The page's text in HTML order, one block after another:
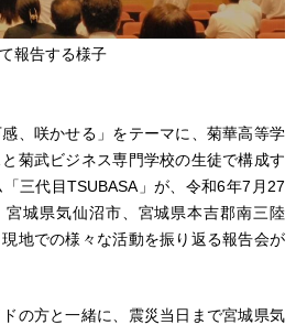
報告する様子
、咲かせる」をテーマに、菊華高等学
菊武ビジネス専門学校の生徒で構成す
三代目TSUBASA」が、令和6年7月27
城県気仙沼市、宮城県本吉郡南三陸
地での様々な活動を振り返る報告会が
の方と一緒に、震災当日まで宮城県気